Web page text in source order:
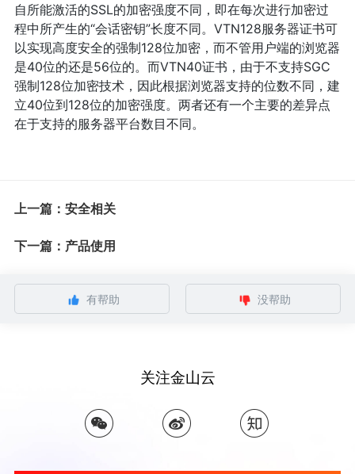
自所能激活的SSL的加密强度不同，即在每次进行加密过
程中所产生的“会话密钥”长度不同。VTN128服务器证书可
以实现高度安全的强制128位加密，而不管用户端的浏览器
是40位的还是56位的。而VTN40证书，由于不支持SGC
强制128位加密技术，因此根据浏览器支持的位数不同，建
立40位到128位的加密强度。两者还有一个主要的差异点
在于支持的服务器平台数目不同。
上一篇：安全相关
下一篇：产品使用
有帮助 没帮助
关注金山云